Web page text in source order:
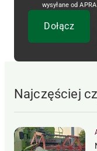
wysyłane od
Najczęściej